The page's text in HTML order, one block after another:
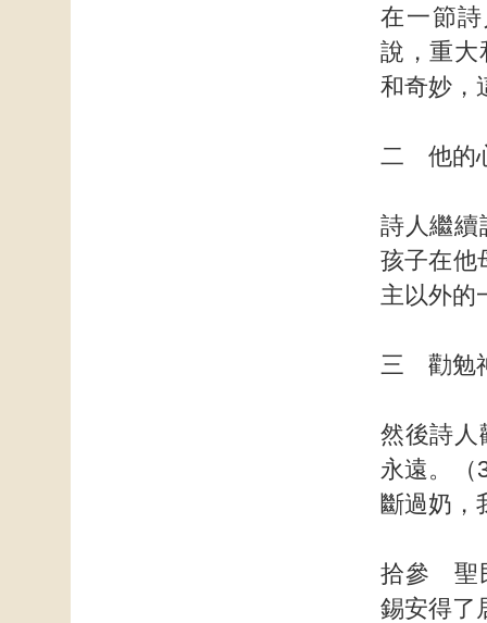
在一節
說，重大
和奇妙，
二 他的
詩人繼續
孩子在他
主以外的
三 勸勉
然後詩人
永遠。（
斷過奶，
拾參 聖
錫安得了